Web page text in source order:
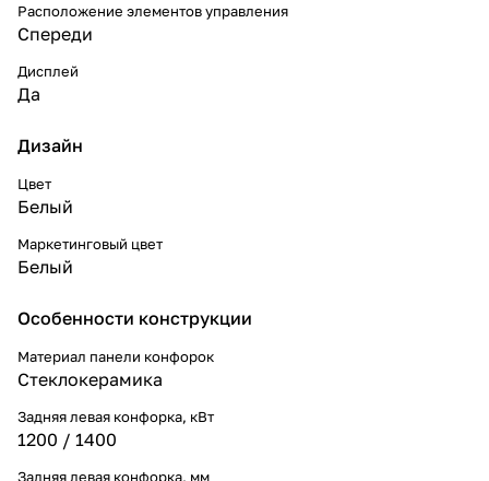
Расположение элементов управления
Спереди
Дисплей
Да
Дизайн
Цвет
Белый
Маркетинговый цвет
Белый
Особенности конструкции
Материал панели конфорок
Стеклокерамика
Задняя левая конфорка, кВт
1200 / 1400
Задняя левая конфорка, мм